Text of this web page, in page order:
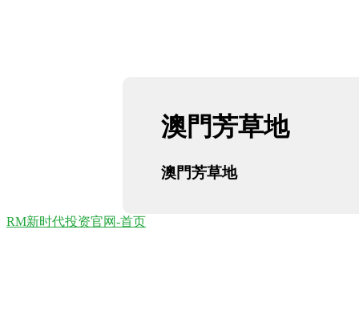
澳門芳草地
澳門芳草地
RM新时代投资官网-首页